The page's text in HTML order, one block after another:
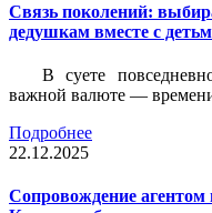
Связь поколений:
дедушкам вместе с
В суете
важной валюте —
Подробнее
22.12.2025
Сопровождение агентом